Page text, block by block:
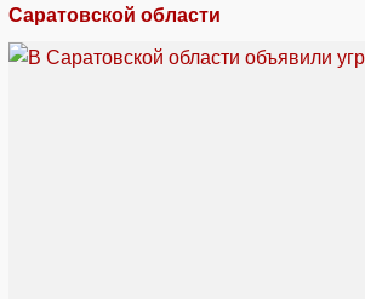
Саратовской области